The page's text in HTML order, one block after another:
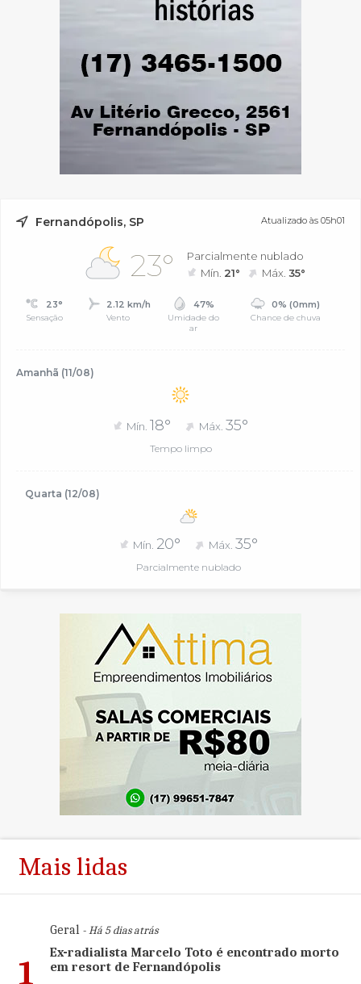
Fernandópolis, SP Atualizado às 05h01
23°
Parcialmente nublado
Mín. 21° Máx.35°
23°
Sensação
2.12 km/h
Vento
47%
Umidade do
ar
0% (0mm)
Chance de chuva
Amanhã (11/08)
Mín. 18° Máx. 35°
Tempo limpo
Quarta (12/08)
Mín. 20° Máx.35°
Parcialmente nublado
Mais lidas
1
Geral- Há 5 dias atrás
Ex-radialista Marcelo Toto é encontrado morto
em resort de Fernandópolis